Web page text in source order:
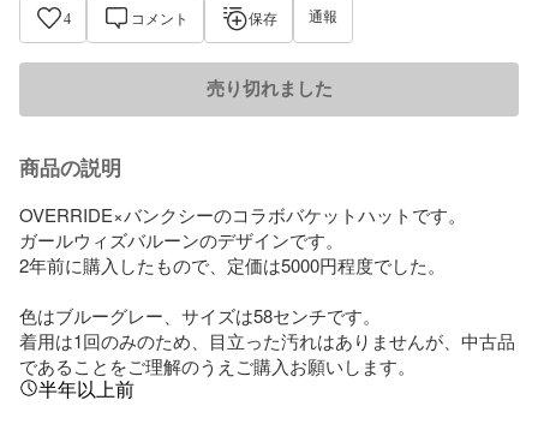
4 コメント 保存 通報
売り切れました
商品の説明
OVERRIDE×バンクシーのコラボバケットハットです。
ガールウィズバルーンのデザインです。
2年前に購入したもので、定価は5000円程度でした。
色はブルーグレー、サイズは58センチです。
着用は1回のみのため、目立った汚れはありませんが、中古品
であることをご理解のうえご購入お願いします。
半年以上前